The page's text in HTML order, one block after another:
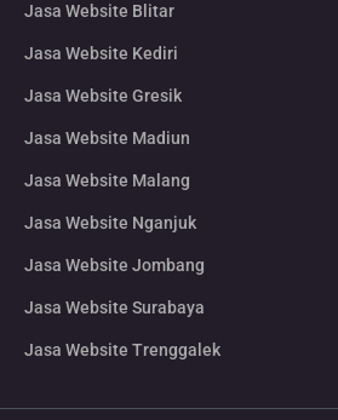
Jasa Website Blitar
Jasa Website Kediri
Jasa Website Gresik
Jasa Website Madiun
Jasa Website Malang
Jasa Website Nganjuk
Jasa Website Jombang
Jasa Website Surabaya
Jasa Website Trenggalek